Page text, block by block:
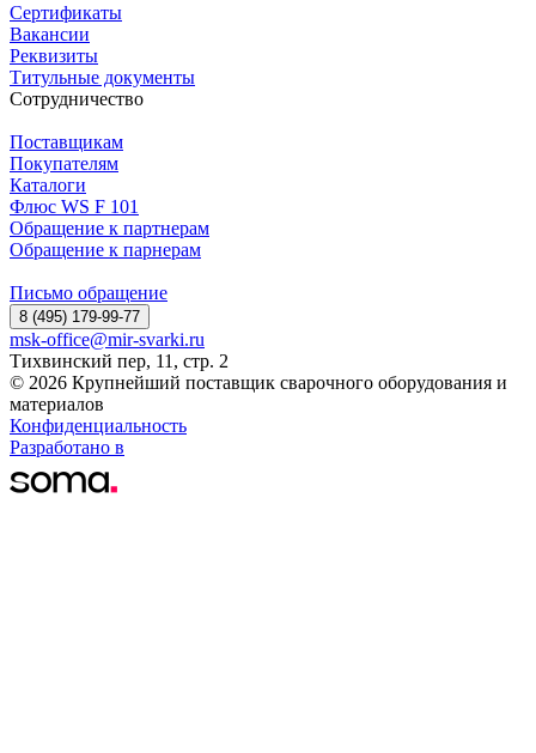
Сертификаты
Вакансии
Реквизиты
Титульные документы
Сотрудничество
Поставщикам
Покупателям
Каталоги
Флюс WS F 101
Обращение к партнерам
Обращение к парнерам
Письмо обращение
8 (495) 179-99-77
msk-office@mir-svarki.ru
Тихвинский пер, 11, стр. 2
© 2026 Крупнейший поставщик сварочного оборудования и
материалов
Конфиденциальность
Разработано в